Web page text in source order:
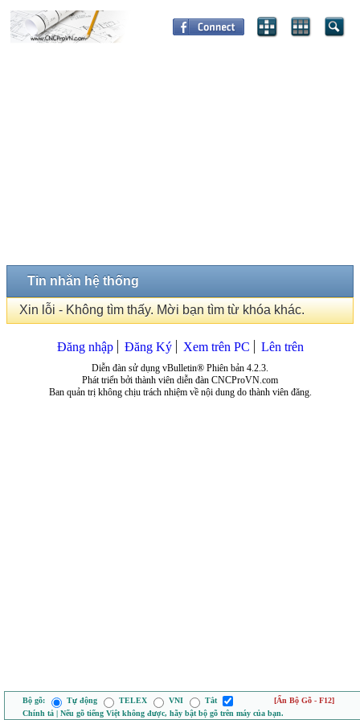
Tin nhắn hệ thống
Xin lỗi - Không tìm thấy. Mời bạn tìm từ khóa khác.
Đăng nhập Đăng Ký Xem trên PC Lên trên
Diễn đàn sử dụng vBulletin® Phiên bản 4.2.3.
Phát triển bởi thành viên diễn đàn CNCProVN.com
Ban quản trị không chịu trách nhiệm về nội dung do thành viên đăng.
Bộ gõ: Tự động TELEX VNI Tắt
[Ẩn Bộ Gõ - F12]
Chính tả | Nếu gõ tiếng Việt không được, hãy bật bộ gõ trên máy của bạn.